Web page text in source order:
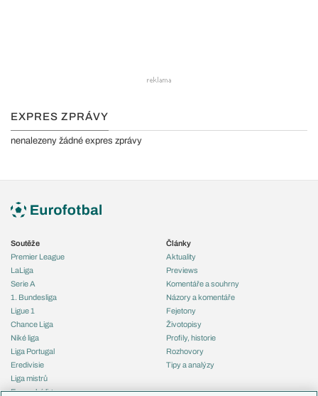
EXPRES ZPRÁVY
nenalezeny žádné expres zprávy
Soutěže
Premier League
LaLiga
Serie A
1. Bundesliga
Ligue 1
Chance Liga
Niké liga
Liga Portugal
Eredivisie
Liga mistrů
Evropská liga
Články
Aktuality
Previews
Komentáře a souhrny
Názory a komentáře
Fejetony
Životopisy
Profily, historie
Rozhovory
Tipy a analýzy